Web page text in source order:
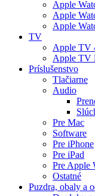
Apple
Apple
Apple
TV
Apple TV
Apple TV
Príslušenstvo
Tlačiarne
Audio
Pre Mac
Software
Pre iPhone
Pre iPad
Pre Apple
Ostatné
Puzdra, obaly a